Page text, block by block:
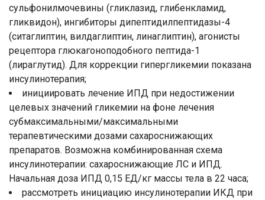
сульфонилмочевины (гликлазид, глибенкламид,
гликвидон), ингибиторы дипептидилпептидазы-4
(ситаглиптин, вилдаглиптин, линаглиптин), агонисты
рецептора глюкагоноподобного пептида-1
(лираглутид). Для коррекции гипергликемии показана
инсулинотерапия;
инициировать лечение ИПД при недостижении
целевых значений гликемии на фоне лечения
субмаксимальными/максимальными
терапевтическими дозами сахароснижающих
препаратов. Возможна комбинированная схема
инсулинотерапии: сахароснижающие ЛС и ИПД.
Начальная доза ИПД 0,15 ЕД/кг массы тела в 22 часа;
рассмотреть инициацию инсулинотерапии ИКД при